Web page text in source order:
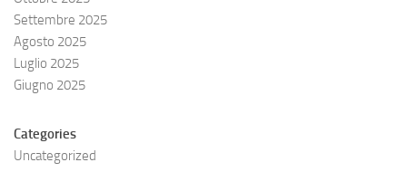
Settembre 2025
Agosto 2025
Luglio 2025
Giugno 2025
Categories
Uncategorized